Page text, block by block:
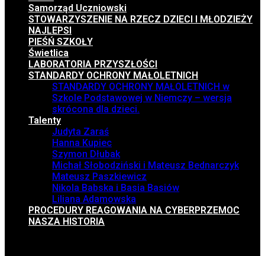
Samorząd Uczniowski
STOWARZYSZENIE NA RZECZ DZIECI I MŁODZIEŻY
NAJLEPSI
PIEŚŃ SZKOŁY
Świetlica
LABORATORIA PRZYSZŁOŚCI
STANDARDY OCHRONY MAŁOLETNICH
STANDARDY OCHRONY MAŁOLETNICH w
Szkole Podstawowej w Niemczy – wersja
skrócona dla dzieci.
Talenty
Judyta Zaraś
Hanna Kupiec
Szymon Dłubak
Michał Słobodziński i Mateusz Bednarczyk
Mateusz Paszkiewicz
Nikola Babska i Basia Basiów
Liliana Adamowska
PROCEDURY REAGOWANIA NA CYBERPRZEMOC
NASZA HISTORIA